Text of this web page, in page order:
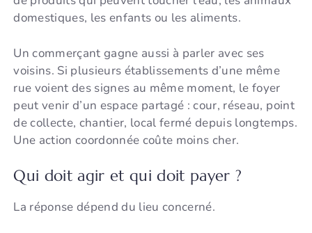
domestiques, les enfants ou les aliments.
Un commerçant gagne aussi à parler avec ses
voisins. Si plusieurs établissements d’une même
rue voient des signes au même moment, le foyer
peut venir d’un espace partagé : cour, réseau, point
de collecte, chantier, local fermé depuis longtemps.
Une action coordonnée coûte moins cher.
Qui doit agir et qui doit payer ?
La réponse dépend du lieu concerné.